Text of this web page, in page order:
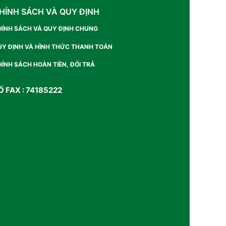
SÁCH VÀ QUY ĐỊNH
SÁCH VÀ QUY ĐỊNH CHUNG
ĐỊNH VÀ HÌNH THỨC THANH TOÁN
SÁCH HOÀN TIỀN, ĐỔI TRẢ
FAX : 74185222